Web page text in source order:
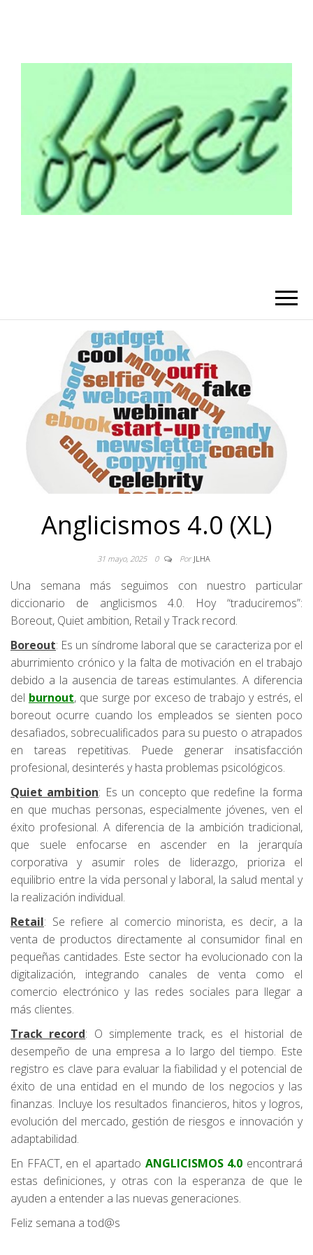
Anglicismos 4.0 (XL)
31 mayo, 2025 0 Por JLHA
Una semana más seguimos con nuestro particular
diccionario de anglicismos 4.0. Hoy “traduciremos”:
Boreout, Quiet ambition, Retail y Track record.
Boreout: Es un síndrome laboral que se caracteriza por el
aburrimiento crónico y la falta de motivación en el trabajo
debido a la ausencia de tareas estimulantes. A diferencia
del burnout, que surge por exceso de trabajo y estrés, el
boreout ocurre cuando los empleados se sienten poco
desafiados, sobrecualificados para su puesto o atrapados
en tareas repetitivas. Puede generar insatisfacción
profesional, desinterés y hasta problemas psicológicos.
Quiet ambition: Es un concepto que redefine la forma
en que muchas personas, especialmente jóvenes, ven el
éxito profesional. A diferencia de la ambición tradicional,
que suele enfocarse en ascender en la jerarquía
corporativa y asumir roles de liderazgo, prioriza el
equilibrio entre la vida personal y laboral, la salud mental y
la realización individual.
Retail: Se refiere al comercio minorista, es decir, a la
venta de productos directamente al consumidor final en
pequeñas cantidades. Este sector ha evolucionado con la
digitalización, integrando canales de venta como el
comercio electrónico y las redes sociales para llegar a
más clientes.
Track record: O simplemente track, es el historial de
desempeño de una empresa a lo largo del tiempo. Este
registro es clave para evaluar la fiabilidad y el potencial de
éxito de una entidad en el mundo de los negocios y las
finanzas. Incluye los resultados financieros, hitos y logros,
evolución del mercado, gestión de riesgos e innovación y
adaptabilidad.
En FFACT, en el apartado ANGLICISMOS 4.0 encontrará
estas definiciones, y otras con la esperanza de que le
ayuden a entender a las nuevas generaciones.
Feliz semana a tod@s